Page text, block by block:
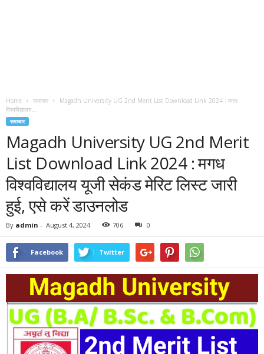
Home समाचार
Magadh University UG 2nd Merit List Download Link 2024 : मगध
विश्वविद्यालय...
समाचार
Magadh University UG 2nd Merit
List Download Link 2024 : मगध
विश्वविद्यालय यूजी सेकंड मेरिट लिस्ट जारी
हुई, एसे करें डाउनलोड
By admin - August 4, 2024 706 0
Facebook Twitter